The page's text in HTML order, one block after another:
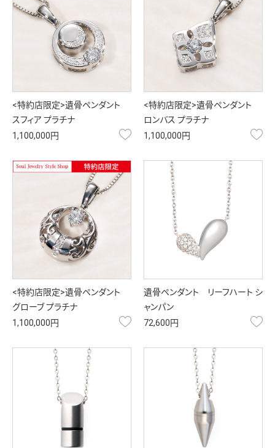
<特約店限定>遺骨ペンダント
スフィア プラチナ
1,100,000円
お気に入り
<特約店限定>遺骨ペンダント
ロンバス プラチナ
1,100,000円
<特約店限定>遺骨ペンダント
グローブ プラチナ
1,100,000円
お気に入り
遺骨ペンダント リーフハート シ
ャンパン
72,600円